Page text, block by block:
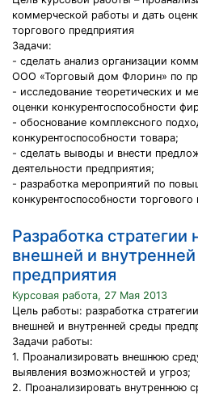
коммерческой работы и дать
торгового предприятия
Задачи:
- сделать анализ организации
ООО «Торговый дом Флорин» по
- исследование теоретических и
оценки конкурентоспособности
- обоснование комплексного
конкурентоспособности товара;
- сделать выводы и внести
деятельности предприятия;
- разработка мероприятий по
конкурентоспособности торгового
Разработка стратегии
внешней и
предприятия
Курсовая работа, 27 Мая 2013
Цель работы: разработка
внешней и внутренней среды
Задачи работы:
1. Проанализировать внешнюю
выявления возможностей и угроз;
2. Проанализировать внутреннюю